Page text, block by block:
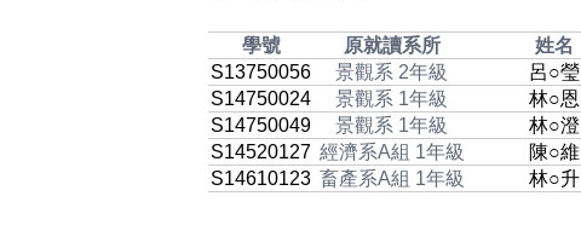
學號 原就讀系所
姓名
S13750056
景觀系 2年級
呂○瑩
S14750024
景觀系 1年級
林○恩
S14750049
景觀系 1年級
林○澄
S14520127 經濟系A組 1年級
陳○維
S14610123 畜產系A組 1年級 林○升